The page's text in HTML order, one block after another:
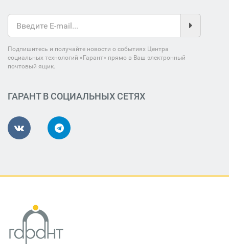
Подпишитесь и получайте новости о событиях Центра
социальных технологий «Гарант» прямо в Ваш электронный
почтовый ящик.
ГАРАНТ В СОЦИАЛЬНЫХ СЕТЯХ